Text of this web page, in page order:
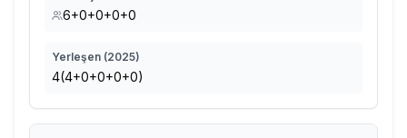
6+0+0+0+0
Yerleşen (2025)
4(4+0+0+0+0)